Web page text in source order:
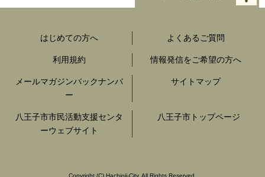
はじめての方へ よくあるご質問
利用規約 情報発信をご希望の方へ
メールマガジンバックナンバ
ー
サイトマップ
八王子市市民活動支援センタ
ーウェブサイト
八王子市トップページ
Copyright (C) Hachioji-City. All Rights Reserved.